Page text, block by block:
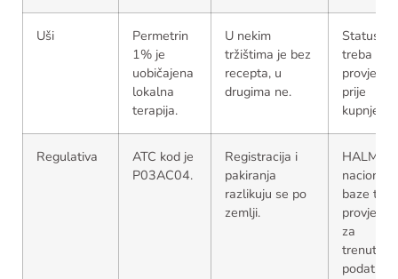
Uši
Permetrin
1% je
uobičajena
lokalna
terapija.
U nekim
tržištima je bez
recepta, u
drugima ne.
Status
treba
provjeriti
prije
kupnje.
Regulativa
ATC kod je
P03AC04.
Registracija i
pakiranja
razlikuju se po
zemlji.
baze
provjeriti
za
podatke.